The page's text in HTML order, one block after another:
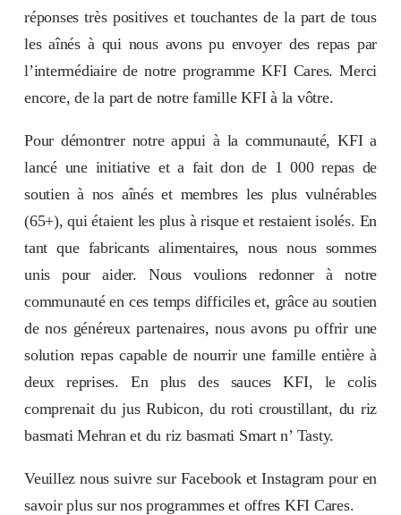
réponses très positives et touchantes de la part de tous
les aînés à qui nous avons pu envoyer des repas par
l’intermédiaire de notre programme KFI Cares. Merci
encore, de la part de notre famille KFI à la vôtre.
Pour démontrer notre appui à la communauté, KFI a
lancé une initiative et a fait don de 1 000 repas de
soutien à nos aînés et membres les plus vulnérables
(65+), qui étaient les plus à risque et restaient isolés. En
tant que fabricants alimentaires, nous nous sommes
unis pour aider. Nous voulions redonner à notre
communauté en ces temps difficiles et, grâce au soutien
de nos généreux partenaires, nous avons pu offrir une
solution repas capable de nourrir une famille entière à
deux reprises. En plus des sauces KFI, le colis
comprenait du jus Rubicon, du roti croustillant, du riz
basmati Mehran et du riz basmati Smart n’ Tasty.
Veuillez nous suivre sur FacebooketInstagram pour en
savoir plus sur nos programmes et offres KFI Cares.